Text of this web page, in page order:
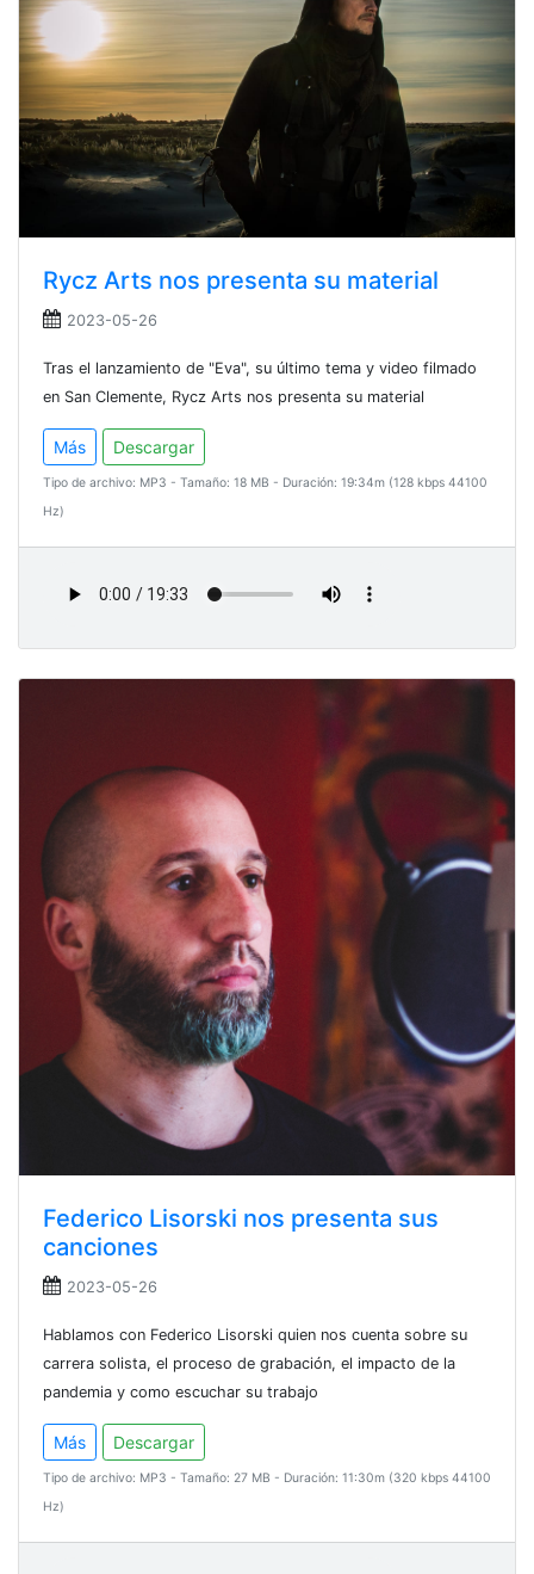
Rycz Arts nos presenta su material
2023-05-26
Tras el lanzamiento de "Eva", su último tema y video filmado
en San Clemente, Rycz Arts nos presenta su material
Más Descargar
Tipo de archivo: MP3 - Tamaño: 18 MB - Duración: 19:34m (128 kbps 44100
Hz)
Federico Lisorski nos presenta sus
canciones
2023-05-26
Hablamos con Federico Lisorski quien nos cuenta sobre su
carrera solista, el proceso de grabación, el impacto de la
pandemia y como escuchar su trabajo
Más Descargar
Tipo de archivo: MP3 - Tamaño: 27 MB - Duración: 11:30m (320 kbps 44100
Hz)